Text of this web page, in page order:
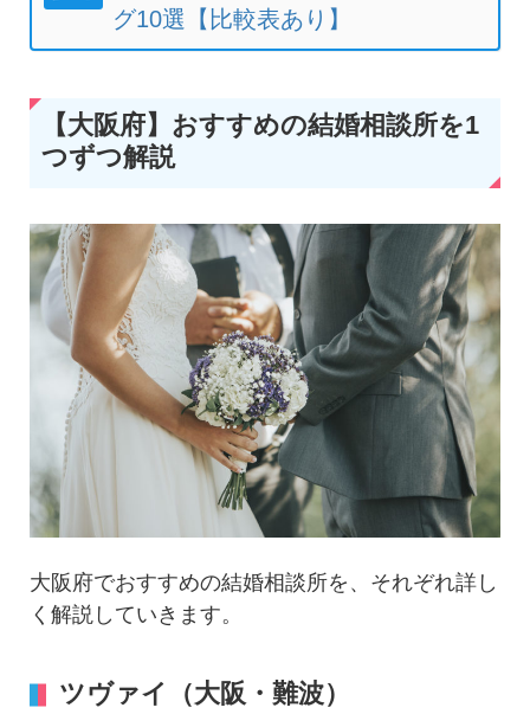
グ10選【比較表あり】
【大阪府】おすすめの結婚相談所を1
つずつ解説
大阪府でおすすめの結婚相談所を、それぞれ詳し
く解説していきます。
ツヴァイ（大阪・難波）